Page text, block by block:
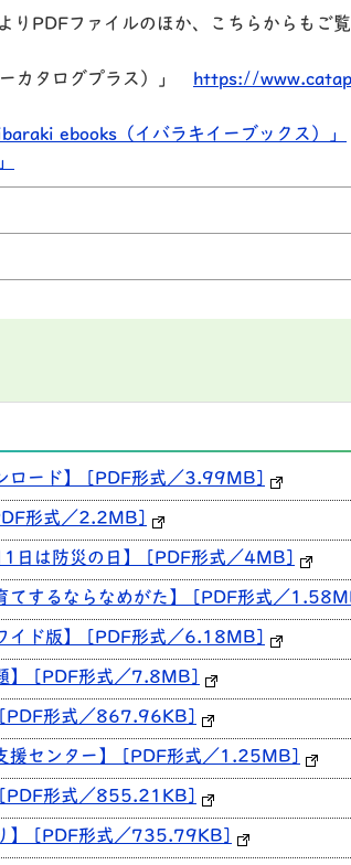
りPDFファイルのほか、こちらからもご
カタログプラス）」 https://
ibaraki ebooks（イバラキイーブックス）」
ロード】 [PDF形式／3.99MB]
形式／2.2MB]
日は防災の日】 [PDF形式／4MB]
するならなめがた】 [PDF形式／
イド版】 [PDF形式／6.18MB]
】 [PDF形式／7.8MB]
形式／867.96KB]
援センター】 [PDF形式／1.25MB]
形式／855.21KB]
】 [PDF形式／735.79KB]